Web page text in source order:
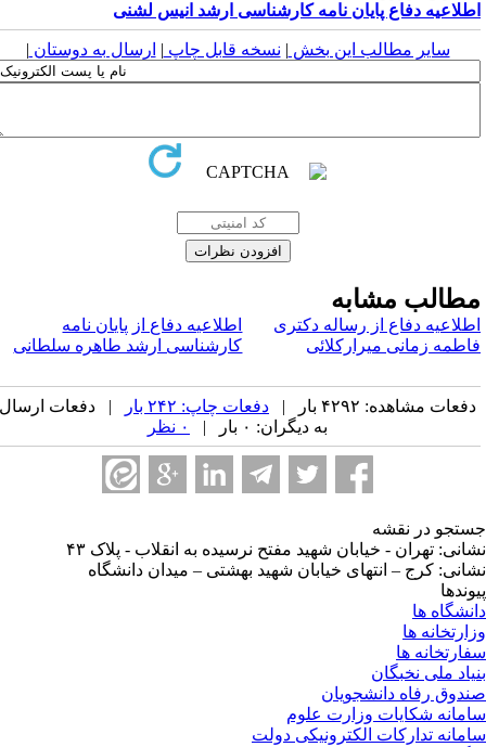
دفاع پایان نامه کارشناسی ارشد انیس لشنی
سایر مطالب این بخش | نسخه قابل چاپ| ارسال به دوستان|
مشابه
دفاع از رساله دکتری
زمانی میرارکلائی
اطلاعیه دفاع از پایان نامه
کارشناسی ارشد طاهره سلطانی
دفعات مشاهده: ۴۲۹۲ بار | دفعات چاپ: ۲۴۲ بار
| دفعات ارسال
به دیگران: ۰ بار |
در نقشه
تهران - خیابان شهید مفتح نرسیده به انقلاب - پلاک ۴۳
کرج – انتهای خیابان شهید بهشتی – میدان دانشگاه
ها
ها
ها
ملی نخبگان
رفاه دانشجویان
شکایات وزارت علوم
تدارکات الکترونیکی دولت